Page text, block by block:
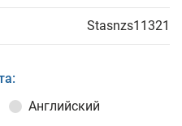
Stasnzs11321
Английский